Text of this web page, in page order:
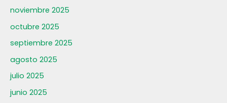
noviembre 2025
octubre 2025
septiembre 2025
agosto 2025
julio 2025
junio 2025